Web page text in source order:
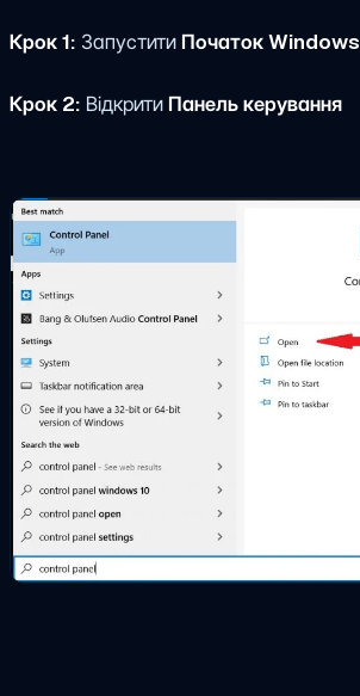
Крок 1: Запустити Початок Windows
Крок 2: Відкрити Панель керування